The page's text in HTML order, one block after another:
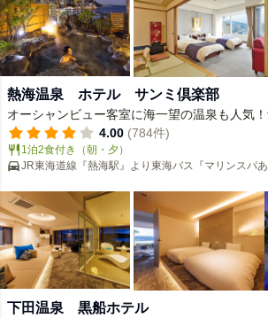
熱海温泉 ホテル サンミ倶楽部
オーシャンビュー客室に海一望の温泉も人気！
ニ有り♪
4.00 (784件)
1泊2食付き（朝・夕）
JR東海道線『熱海駅』より東海バス『マリンスパ
下田温泉 黒船ホテル